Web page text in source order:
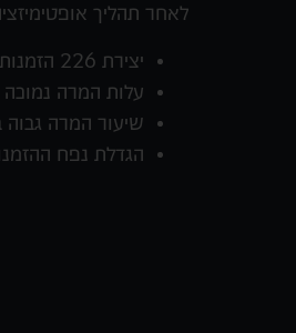
לאחר תהליך
יצירת 226 הזמנות דרך הקמפיינים
עלות המרה נמוכה של
שיעור המרה גבוה
הגדלת נפח